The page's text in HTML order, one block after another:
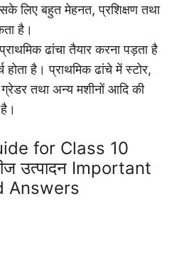
लिए बहुत मेहनत, प्रशिक्षण तथा
है।
ढांचा तैयार करना पड़ता है
होता है। प्राथमिक ढांचे में स्टोर,
तथा अन्य मशीनों आदि की
for Class 10
उत्पादन Important
Answers